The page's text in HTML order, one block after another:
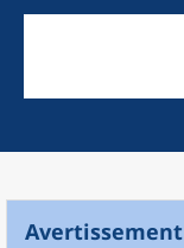
Avertissement